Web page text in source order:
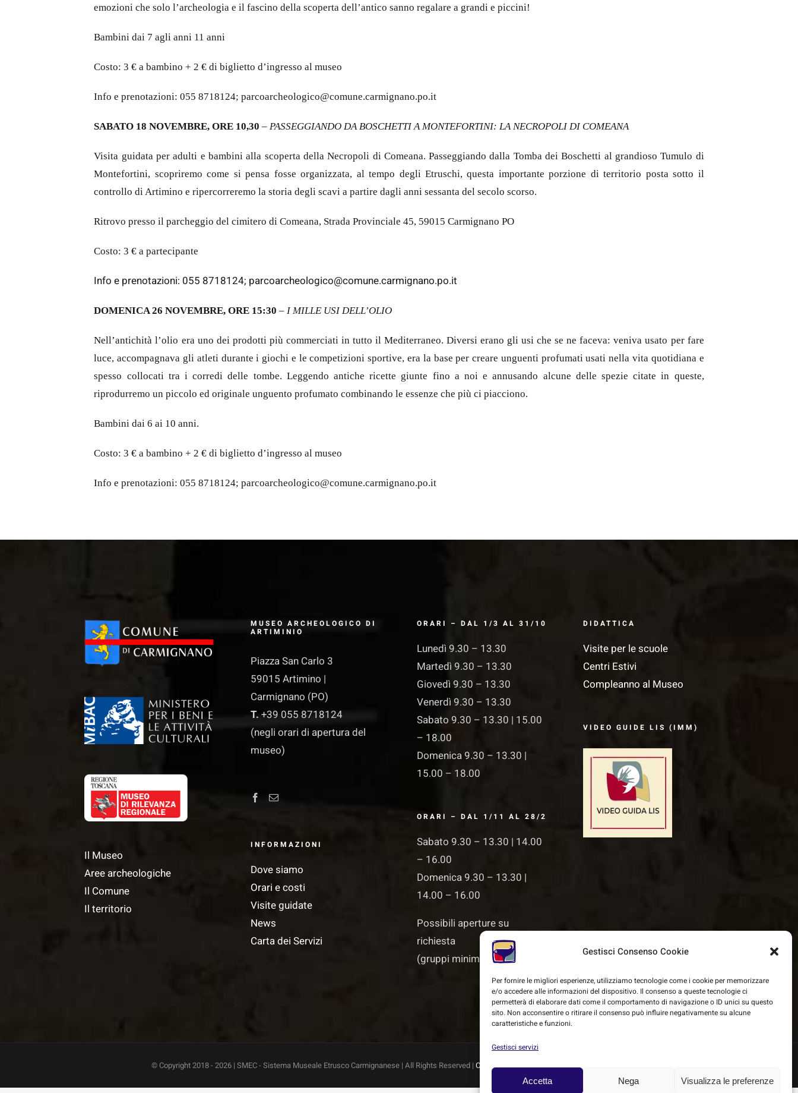
Gestisci Consenso Cookie
Per fornire le migliori esperienze, utilizziamo tecnologie come i cookie per memorizzare
e/o accedere alle informazioni del dispositivo. Il consenso a queste tecnologie ci
permetterà di elaborare dati come il comportamento di navigazione o ID unici su questo
sito. Non acconsentire o ritirare il consenso può influire negativamente su alcune
caratteristiche e funzioni.
Gestisci servizi
Accetta Nega Visualizza le preferenze
emozioni che solo l’archeologia e il fascino della scoperta dell’antico sanno regalare a grandi e piccini!
Bambini dai 7 agli anni 11 anni
Costo: 3 € a bambino + 2 € di biglietto d’ingresso al museo
Info e prenotazioni: 055 8718124; parcoarcheologico@comune.carmignano.po.it
SABATO 18 NOVEMBRE, ORE 10,30 –PASSEGGIANDO DA BOSCHETTI A MONTEFORTINI: LA NECROPOLI DI COMEANA
Visita guidata per adulti e bambini alla scoperta della Necropoli di Comeana. Passeggiando dalla Tomba dei Boschetti al grandioso Tumulo di
Montefortini, scopriremo come si pensa fosse organizzata, al tempo degli Etruschi, questa importante porzione di territorio posta sotto il
controllo di Artimino e ripercorreremo la storia degli scavi a partire dagli anni sessanta del secolo scorso.
Ritrovo presso il parcheggio del cimitero di Comeana, Strada Provinciale 45, 59015 Carmignano PO
Costo: 3 € a partecipante
Info e prenotazioni: 055 8718124; parcoarcheologico@comune.carmignano.po.it
DOMENICA 26 NOVEMBRE, ORE 15:30 –I MILLE USI DELL’OLIO
Nell’antichità l’olio era uno dei prodotti più commerciati in tutto il Mediterraneo. Diversi erano gli usi che se ne faceva: veniva usato per fare
luce, accompagnava gli atleti durante i giochi e le competizioni sportive, era la base per creare unguenti profumati usati nella vita quotidiana e
spesso collocati tra i corredi delle tombe. Leggendo antiche ricette giunte fino a noi e annusando alcune delle spezie citate in queste,
riprodurremo un piccolo ed originale unguento profumato combinando le essenze che più ci piacciono.
Bambini dai 6 ai 10 anni.
Costo: 3 € a bambino + 2 € di biglietto d’ingresso al museo
Info e prenotazioni: 055 8718124; parcoarcheologico@comune.carmignano.po.it
Il Museo
Aree archeologiche
Il Comune
Il territorio
MUSEO ARCHEOLOGICO DI
ARTIMINIO
Piazza San Carlo 3
59015 Artimino |
Carmignano (PO)
T. +39 055 8718124
(negli orari di apertura del
museo)
INFORMAZIONI
Dove siamo
Orari e costi
Visite guidate
News
Carta dei Servizi
ORARI – DAL 1/3 AL 31/10
Lunedì 9.30 – 13.30
Martedì 9.30 – 13.30
Giovedì 9.30 – 13.30
Venerdì 9.30 – 13.30
Sabato 9.30 – 13.30 | 15.00
– 18.00
Domenica 9.30 – 13.30 |
15.00 – 18.00
ORARI – DAL 1/11 AL 28/2
Sabato 9.30 – 13.30 | 14.00
– 16.00
Domenica 9.30 – 13.30 |
14.00 – 16.00
Possibili aperture su
richiesta
(gruppi minimo 15 persone)
DIDATTICA
Visite per le scuole
Centri Estivi
Compleanno al Museo
VIDEO GUIDE LIS (IMM)
© Copyright 2018 - 2026 | SMEC - Sistema Museale Etrusco Carmignanese | All Rights Reserved | Cookie Policy|Privacy Policy| Powered by